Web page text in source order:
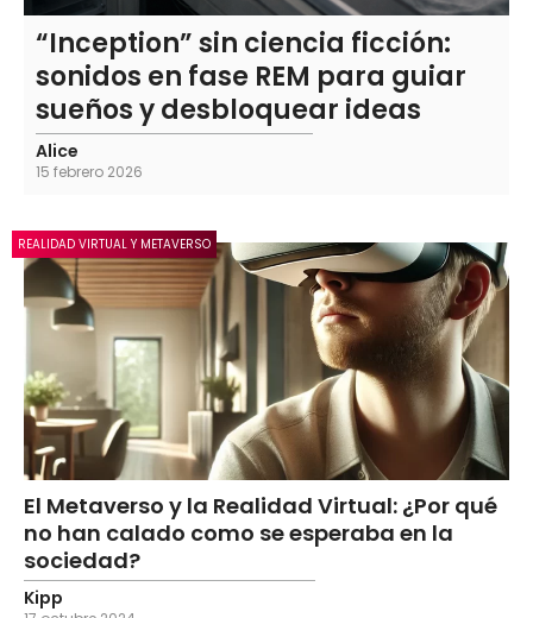
“Inception” sin ciencia ficción:
sonidos en fase REM para guiar
sueños y desbloquear ideas
Alice
15 febrero 2026
REALIDAD VIRTUAL Y METAVERSO
El Metaverso y la Realidad Virtual: ¿Por qué
no han calado como se esperaba en la
sociedad?
Kipp